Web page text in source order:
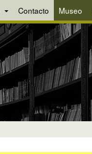
Contacto Museo